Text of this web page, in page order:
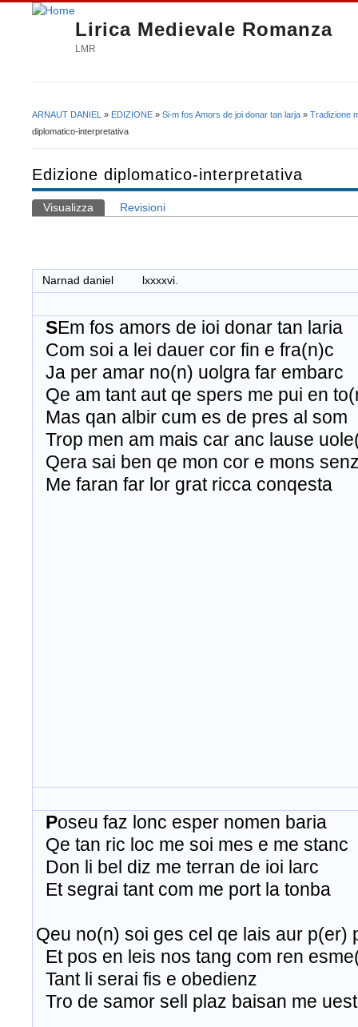
Lirica Medievale Romanza
LMR
Tu sei qui
ARNAUT DANIEL » EDIZIONE » Si∙m fos Amors de joi donar tan larja » Tradizione
diplomatico-interpretativa
Edizione diplomatico-interpretativa
Schede primarie
Visualizza (scheda attiva)
Revisioni
Narnad daniel lxxxxvi.
SEm fos amors de ioi donar tan laria
Com soi a lei dauer cor fin e fra(n)c
Ja per amar no(n) uolgra far embarc
Qe am tant aut qe spers me pui en
Mas qan albir cum es de pres al som
Trop men am mais car anc lause
Qera sai ben qe mon cor e mons
Me faran far lor grat ricca conqesta
Poseu faz lonc esper nomen baria
Qe tan ric loc me soi mes e me stanc
Don li bel diz me terran de ioi larc
Etsegrai tantcom me port la tonba
Qeu no(n) soi ges cel qe lais aur p(er)
Et pos en leis nos tang com ren esme
Tant li serai fis e obedienz
Tro de samor sell plaz baisan me